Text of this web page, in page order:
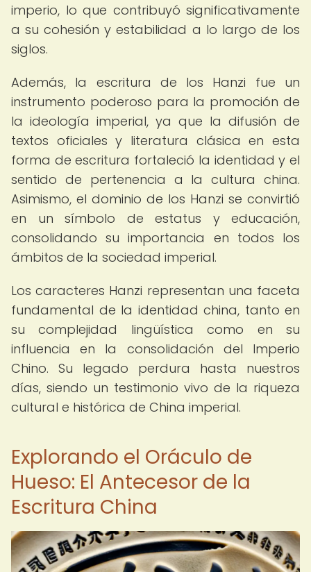
imperio, lo que contribuyó significativamente
a su cohesión y estabilidad a lo largo de los
siglos.
Además, la escritura de los Hanzi fue un
instrumento poderoso para la promoción de
la ideología imperial, ya que la difusión de
textos oficiales y literatura clásica en esta
forma de escritura fortaleció la identidad y el
sentido de pertenencia a la cultura china.
Asimismo, el dominio de los Hanzi se convirtió
en un símbolo de estatus y educación,
consolidando su importancia en todos los
ámbitos de la sociedad imperial.
Los caracteres Hanzi representan una faceta
fundamental de la identidad china, tanto en
su complejidad lingüística como en su
influencia en la consolidación del Imperio
Chino. Su legado perdura hasta nuestros
días, siendo un testimonio vivo de la riqueza
cultural e histórica de China imperial.
Explorando el Oráculo de
Hueso: El Antecesor de la
Escritura China